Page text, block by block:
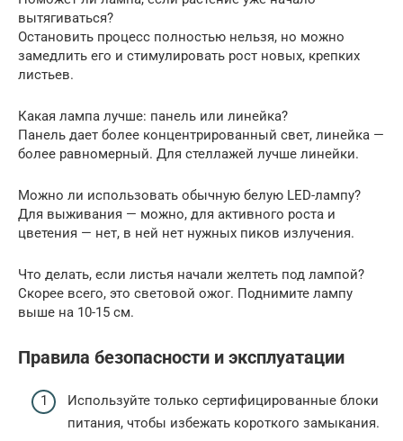
вытягиваться?
Остановить процесс полностью нельзя, но можно
замедлить его и стимулировать рост новых, крепких
листьев.
Какая лампа лучше: панель или линейка?
Панель дает более концентрированный свет, линейка —
более равномерный. Для стеллажей лучше линейки.
Можно ли использовать обычную белую LED-лампу?
Для выживания — можно, для активного роста и
цветения — нет, в ней нет нужных пиков излучения.
Что делать, если листья начали желтеть под лампой?
Скорее всего, это световой ожог. Поднимите лампу
выше на 10-15 см.
Правила безопасности и эксплуатации
Используйте только сертифицированные блоки
питания, чтобы избежать короткого замыкания.